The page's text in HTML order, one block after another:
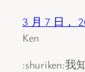
3 月 7 日，
Ken
:shuriken:我